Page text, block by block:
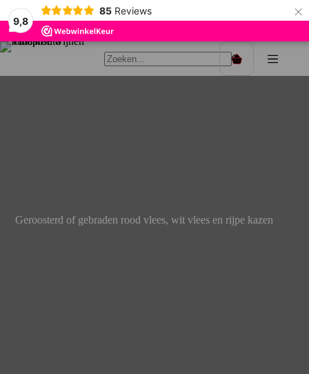
9,8
85 Reviews ×
Ga
Winkelwagen
Geroosterd of gebraden rood vlees, wit vlees en rijpe kazen